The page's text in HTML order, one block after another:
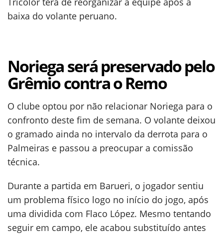
baixa do volante peruano.
Noriega será preservado pelo
Grêmio contra o Remo
O clube optou por não relacionar Noriega para o
confronto deste fim de semana. O volante deixou
o gramado ainda no intervalo da derrota para o
Palmeiras e passou a preocupar a comissão
técnica.
Durante a partida em Barueri, o jogador sentiu
um problema físico logo no início do jogo, após
uma dividida com Flaco López. Mesmo tentando
seguir em campo, ele acabou substituído antes